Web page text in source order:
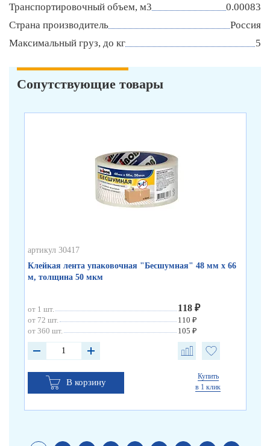
Транспортировочный объем, м3
0.00083
Страна производитель
Россия
Максимальный груз, до кг
5
Сопутствующие товары
артикул 30417
Клейкая лента упаковочная "Бесшумная" 48 мм х 66
м, толщина 50 мкм
от 1 шт. 118 ₽
от 72 шт.
110 ₽
от 360 шт.
105 ₽
В корзину
Купить
в 1 клик